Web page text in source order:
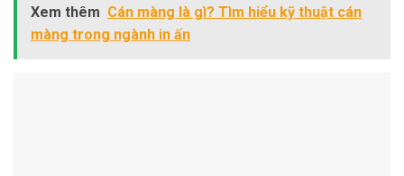
Xem thêm Cán màng là gì? Tìm hiểu kỹ thuật cán
màng trong ngành in ấn